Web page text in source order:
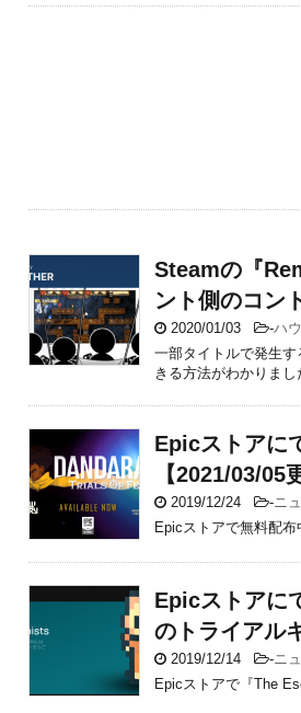
Steamの『
ント側のコン
2020/01/03 -ハ
一部タイトルで発生す
きる方法がわかりまし
Epicストアに
【2021/03/05
2019/12/24 -ニ
Epicストアで無料配布
Epicストアに
のトライアル
2019/12/14 -ニ
Epicストアで『The